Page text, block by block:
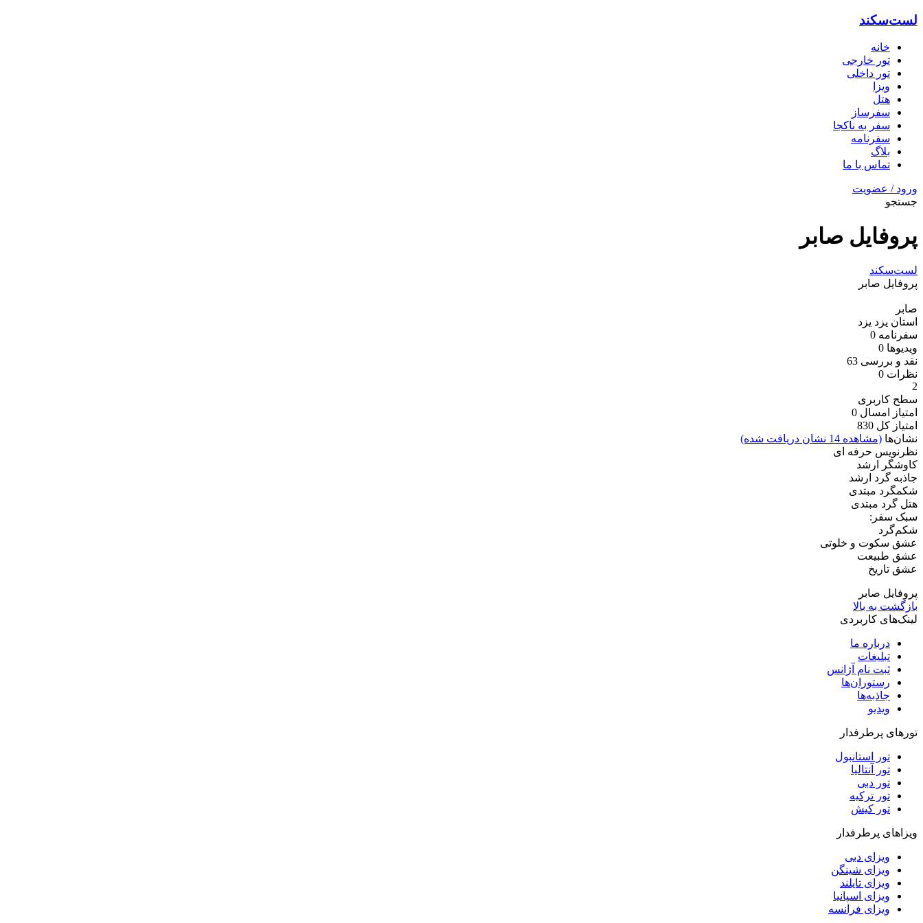
لست‌سکند
خانه
تور خارجی
تور داخلی
ویزا
هتل‌
سفرساز
سفر به ناکجا
سفرنامه
بلاگ
تماس با ما
ورود / عضویت
جستجو
پروفایل صابر
لست‌سکند
پروفایل صابر
صابر
استان یزد یزد
سفرنامه 0
ویدیو‌ها 0
نقد و بررسی 63
نظرات 0
2
سطح کاربری
امتیاز امسال 0
امتیاز کل 830
نشان‌ها (مشاهده 14 نشان دریافت شده)
نظرنویس حرفه ای
کاوشگر ارشد
جاذبه گرد ارشد
شکمگرد مبتدی
هتل گرد مبتدی
سبک سفر:
شکم‌گرد
عشق سکوت و خلوتی
عشق طبیعت
عشق تاریخ
پروفایل صابر
بازگشت به بالا
لینک‌های کاربردی
درباره ما
تبلیغات
ثبت نام آژانس
رستوران‌ها
جاذبه‌ها
ویدیو‌
تورهای پرطرفدار
تور استانبول
تور آنتالیا
تور دبی
تور ترکیه
تور کیش
ویزاهای پرطرفدار
ویزای دبی
ویزای شینگن
ویزای تایلند
ویزای اسپانیا
ویزای فرانسه